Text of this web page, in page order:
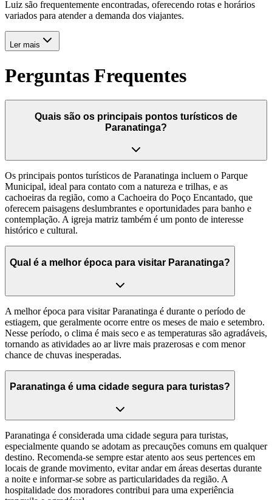
Luiz são frequentemente encontradas, oferecendo rotas e horários
variados para atender a demanda dos viajantes.
Ler mais
Perguntas Frequentes
Quais são os principais pontos turísticos de
Paranatinga?
Os principais pontos turísticos de Paranatinga incluem o Parque
Municipal, ideal para contato com a natureza e trilhas, e as
cachoeiras da região, como a Cachoeira do Poço Encantado, que
oferecem paisagens deslumbrantes e oportunidades para banho e
contemplação. A igreja matriz também é um ponto de interesse
histórico e cultural.
Qual é a melhor época para visitar Paranatinga?
A melhor época para visitar Paranatinga é durante o período de
estiagem, que geralmente ocorre entre os meses de maio e setembro.
Nesse período, o clima é mais seco e as temperaturas são agradáveis,
tornando as atividades ao ar livre mais prazerosas e com menor
chance de chuvas inesperadas.
Paranatinga é uma cidade segura para turistas?
Paranatinga é considerada uma cidade segura para turistas,
especialmente quando se adotam as precauções comuns em qualquer
destino. Recomenda-se sempre estar atento aos seus pertences em
locais de grande movimento, evitar andar em áreas desertas durante
a noite e informar-se sobre as particularidades da região. A
hospitalidade dos moradores contribui para uma experiência